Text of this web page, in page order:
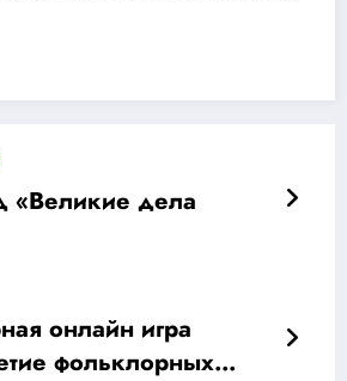
«Великие дела
онлайн игра
фольклорных